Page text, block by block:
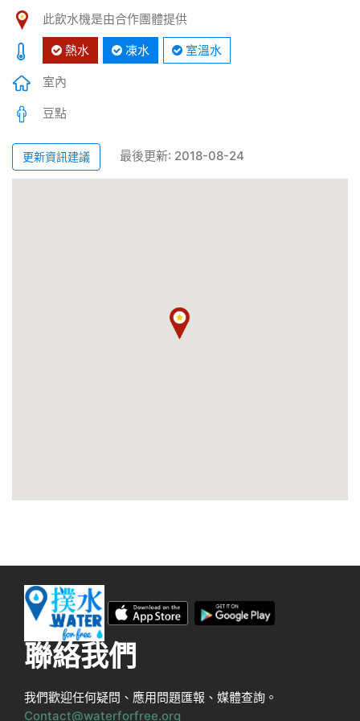
此飲水機是由合作團體提供
熱水 凍水 室溫水
室內
豆點
更新資訊建議 最後更新: 2018-08-24
聯絡我們
我們歡迎任何疑問、應用問題匯報、媒體查詢。
Contact@waterforfree.org